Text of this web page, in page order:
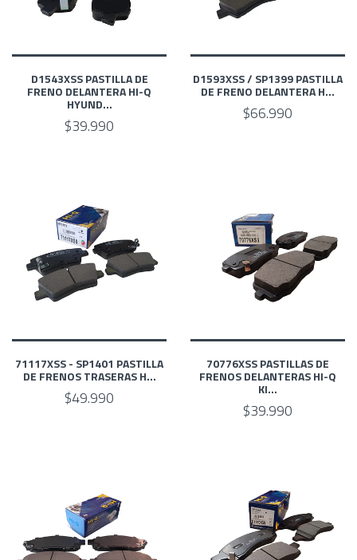
D1543XSS PASTILLA DE
FRENO DELANTERA HI-Q
HYUND...
$39.990
D1593XSS / SP1399 PASTILLA
DE FRENO DELANTERA H...
$66.990
71117XSS - SP1401 PASTILLA
DE FRENOS TRASERAS H...
$49.990
70776XSS PASTILLAS DE
FRENOS DELANTERAS HI-Q
KI...
$39.990